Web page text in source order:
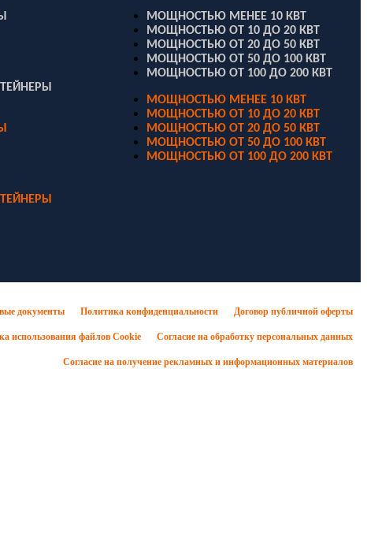
МОЩНОСТЬЮ МЕНЕЕ 10 КВТ
МОЩНОСТЬЮ ОТ 10 ДО 20 КВТ
МОЩНОСТЬЮ ОТ 20 ДО 50 КВТ
МОЩНОСТЬЮ ОТ 50 ДО 100 КВТ
МОЩНОСТЬЮ ОТ 100 ДО 200 КВТ
МОЩНОСТЬЮ МЕНЕЕ 10 КВТ
МОЩНОСТЬЮ ОТ 10 ДО 20 КВТ
МОЩНОСТЬЮ ОТ 20 ДО 50 КВТ
МОЩНОСТЬЮ ОТ 50 ДО 100 КВТ
МОЩНОСТЬЮ ОТ 100 ДО 200 КВТ
документы Политика конфиденциальности Договор публичной оферты
использования файлов Cookie Согласие на обработку персональных данных
Согласие на получение рекламных и информационных материалов